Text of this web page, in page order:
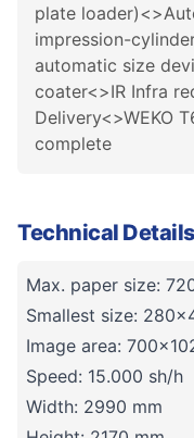
plate
impression-
automatic size
coater<>IR Infra
Delivery<>WEKO
complete
Technical Details
Max. paper size:
Smallest size:
Image area:
Speed: 15.000 sh/h
Width: 2990 mm